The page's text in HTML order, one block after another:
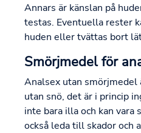
Annars är känslan på
testas. Eventuella rester
huden eller tvättas bort
Smörjmedel för
Analsex utan smörjmedel
utan snö, det är i princip
inte bara illa och kan vara
också leda till skador och